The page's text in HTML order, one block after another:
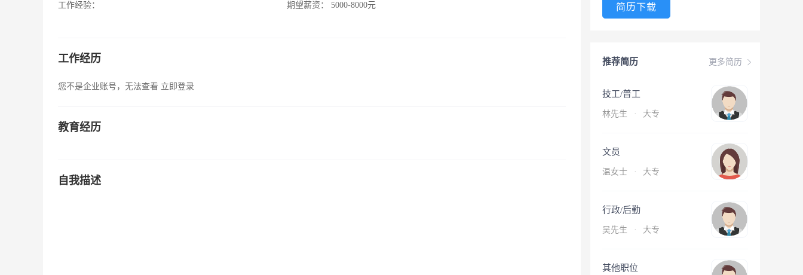
工作经验：
期望薪资：
5000-8000元
工作经历
您不是企业账号，无法查看 立即登录
教育经历
自我描述
简历下载
更多简历
推荐简历
技工/普工
林先生 · 大专
文员
温女士 · 大专
行政/后勤
吴先生 · 大专
其他职位